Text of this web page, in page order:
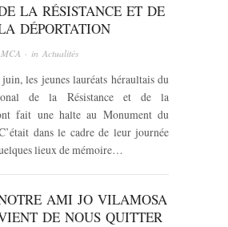
LA RÉSISTANCE ET DE
DÉPORTATION
· in Actualités
les jeunes lauréats héraultais du
de la Résistance et de la
fait une halte au Monument du
dans le cadre de leur journée
lieux de mémoire…
AMI JO VILAMOSA
DE NOUS QUITTER